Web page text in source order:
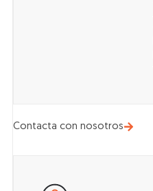
Contacta con nosotros